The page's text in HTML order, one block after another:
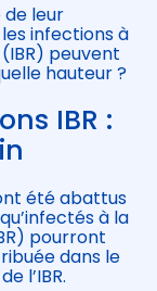
de leur
infections à
peuvent
hauteur ?
IBR :
été abattus
à la
pourront
dans le
l’IBR.